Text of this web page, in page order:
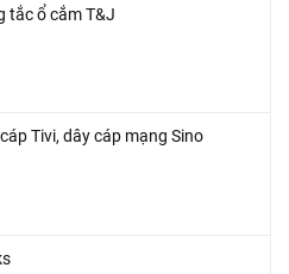
tắc ổ cắm T&J
Tivi, dây cáp mạng Sino